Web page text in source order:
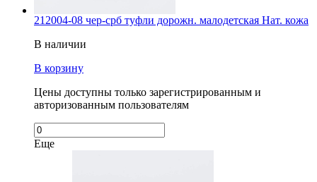
212004-08 чер-срб туфли дорожн. малодетская Нат. кожа
В наличии
В корзину
Цены доступны только зарегистрированным и
авторизованным пользователям
Еще